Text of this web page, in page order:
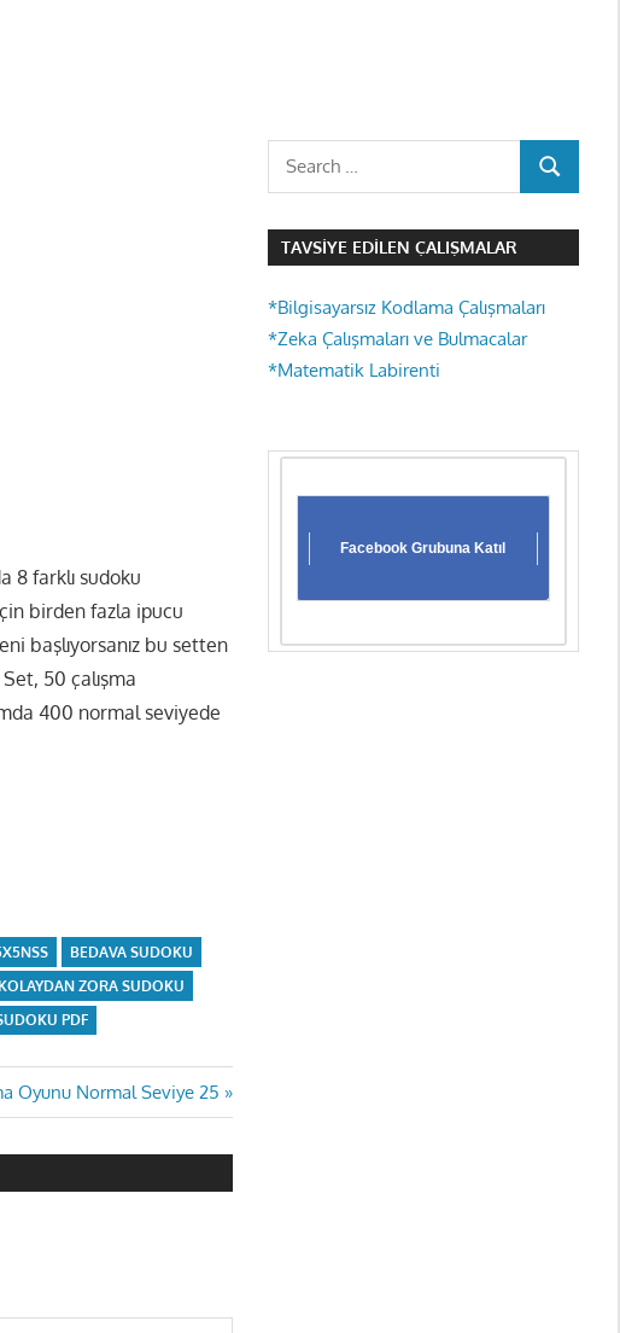
8 farklı sudoku
birden fazla ipucu
başlıyorsanız bu setten
50 çalışma
400 normal seviyede
BEDAVA SUDOKU
KOLAYDAN ZORA SUDOKU
PDF
Oyunu Normal Seviye 25
Search
SEARCH
TAVSIYE EDILEN ÇALIŞMALAR
*Bilgisayarsız Kodlama Çalışmaları
*Zeka Çalışmaları ve Bulmacalar
*Matematik Labirenti
Facebook Grubuna Katıl